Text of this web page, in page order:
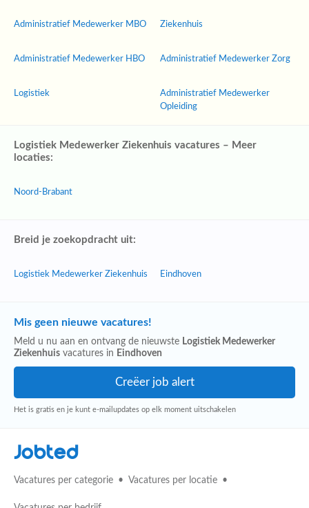
Administratief Medewerker MBO
Administratief Medewerker HBO
Logistiek
Ziekenhuis
Administratief Medewerker Zorg
Administratief Medewerker
Opleiding
Logistiek Medewerker Ziekenhuis vacatures – Meer
locaties:
Noord-Brabant
Breid je zoekopdracht uit:
Logistiek Medewerker Ziekenhuis Eindhoven
Mis geen nieuwe vacatures!
Meld u nu aan en ontvang de nieuwste Logistiek Medewerker
Ziekenhuis vacatures in Eindhoven
Het is gratis en je kunt e-mailupdates op elk moment uitschakelen
Jobted
Vacatures per categorie Vacatures per locatie